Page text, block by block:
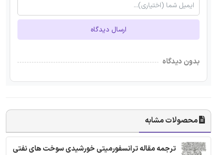
ارسال دیدگاه
بدون دیدگاه
محصولات مشابه
ترجمه مقاله ترانسفورمیتی خورشیدی سوخت های نفتی